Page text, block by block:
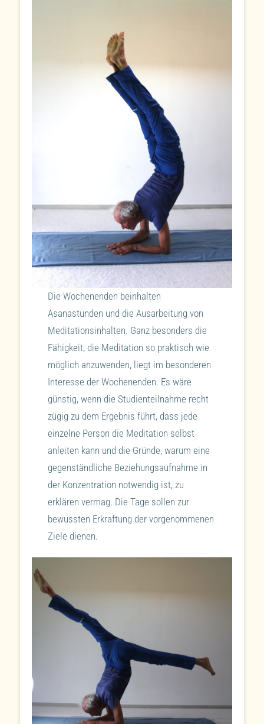
Die Wochenenden beinhalten
Asanastunden und die Ausarbeitung von
Meditationsinhalten. Ganz besonders die
Fähigkeit, die Meditation so praktisch wie
möglich anzuwenden, liegt im besonderen
Interesse der Wochenenden. Es wäre
günstig, wenn die Studienteilnahme recht
zügig zu dem Ergebnis führt, dass jede
einzelne Person die Meditation selbst
anleiten kann und die Gründe, warum eine
gegenständliche Beziehungsaufnahme in
der Konzentration notwendig ist, zu
erklären vermag. Die Tage sollen zur
bewussten Erkraftung der vorgenommenen
Ziele dienen.